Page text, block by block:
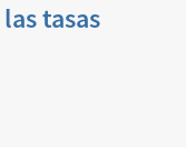
tasas